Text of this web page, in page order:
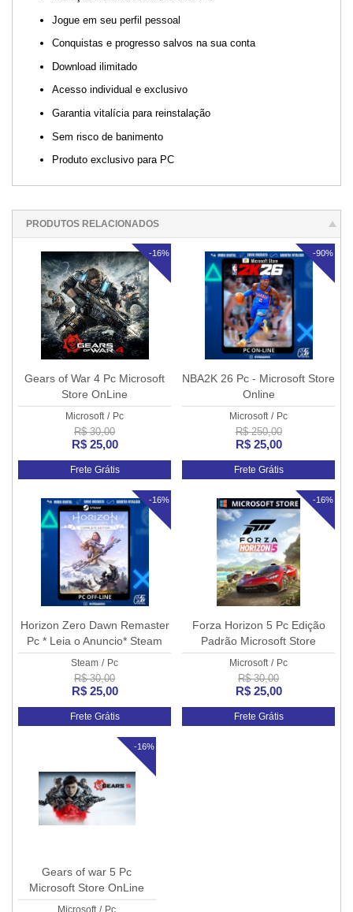
Jogue em seu perfil pessoal
Conquistas e progresso salvos na sua conta
Download ilimitado
Acesso individual e exclusivo
Garantia vitalícia para reinstalação
Sem risco de banimento
Produto exclusivo para PC
PRODUTOS RELACIONADOS
-16%
Gears of War 4 Pc Microsoft
Store OnLine
Microsoft / Pc
R$ 30,00
R$ 25,00
Frete Grátis
-90%
NBA2K 26 Pc - Microsoft Store
Online
Microsoft / Pc
R$ 250,00
R$ 25,00
Frete Grátis
-16%
Horizon Zero Dawn Remaster
Pc * Leia o Anuncio* Steam
Off-Line
Steam / Pc
R$ 30,00
R$ 25,00
Frete Grátis
-16%
Forza Horizon 5 Pc Edição
Padrão Microsoft Store
OnLine
Microsoft / Pc
R$ 30,00
R$ 25,00
Frete Grátis
-16%
Gears of war 5 Pc
Microsoft Store OnLine
Microsoft / Pc